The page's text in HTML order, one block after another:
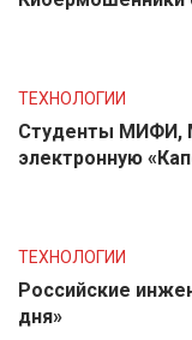
ТЕХНОЛОГИИ
Студенты МИФИ,
электронную
ТЕХНОЛОГИИ
Российские
дня»